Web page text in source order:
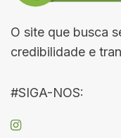
O site que busca
credibilidade e
#SIGA-NOS: